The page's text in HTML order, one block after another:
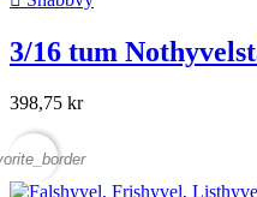
3/16 tum
398,75 kr